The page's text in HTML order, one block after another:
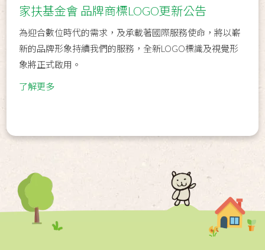
家扶基金會 品牌商標LOGO更新公告
為迎合數位時代的需求，及承載著國際服務使命，將以嶄
新的品牌形象持續我們的服務，全新LOGO標識及視覺形
象將正式啟用。
了解更多